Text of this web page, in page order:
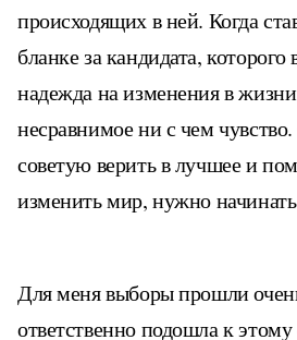
происходящих в ней. Когда
бланке за кандидата, которого
надежда на изменения в
несравнимое ни с чем
советую верить в лучшее и
изменить мир, нужно начинать
Для меня выборы прошли
ответственно подошла к